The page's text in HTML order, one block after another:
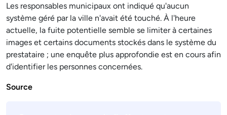
Les responsables municipaux ont indiqué qu'aucun
système géré par la ville n'avait été touché. À l'heure
actuelle, la fuite potentielle semble se limiter à certaines
images et certains documents stockés dans le système du
prestataire ; une enquête plus approfondie est en cours afin
d'identifier les personnes concernées.
Source